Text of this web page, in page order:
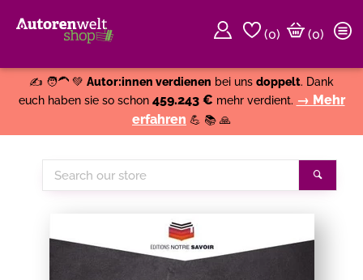
(0)
(0)
✍️ 🧑‍🦱 💚 Autor:innen verdienen bei uns doppelt. Dank
euch haben sie so schon 459.243 € mehr verdient. → Mehr
erfahren 💪 📚 🙏
Search
our